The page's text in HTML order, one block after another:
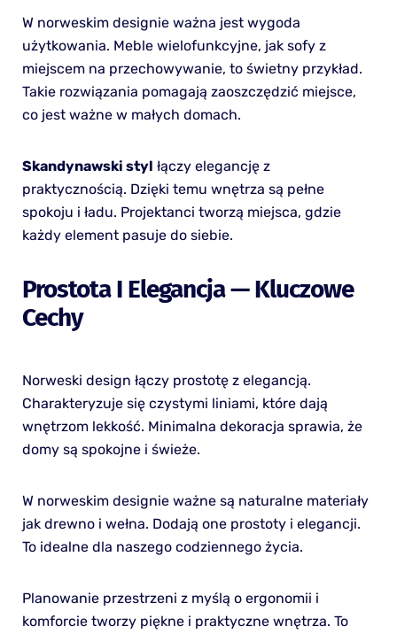
W norweskim designie ważna jest wygoda
użytkowania. Meble wielofunkcyjne, jak sofy z
miejscem na przechowywanie, to świetny przykład.
Takie rozwiązania pomagają zaoszczędzić miejsce,
co jest ważne w małych domach.
Skandynawski styl łączy elegancję z
praktycznością. Dzięki temu wnętrza są pełne
spokoju i ładu. Projektanci tworzą miejsca, gdzie
każdy element pasuje do siebie.
Prostota I Elegancja — Kluczowe
Cechy
Norweski design łączy prostotę z elegancją.
Charakteryzuje się czystymi liniami, które dają
wnętrzom lekkość. Minimalna dekoracja sprawia, że
domy są spokojne i świeże.
W norweskim designie ważne są naturalne materiały
jak drewno i wełna. Dodają one prostoty i elegancji.
To idealne dla naszego codziennego życia.
Planowanie przestrzeni z myślą o ergonomii i
komforcie tworzy piękne i praktyczne wnętrza. To